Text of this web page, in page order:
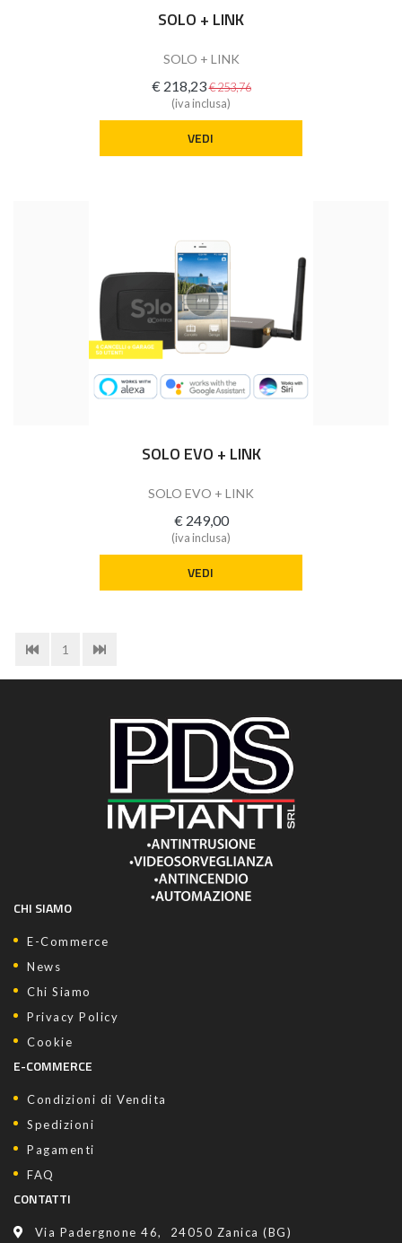
SOLO + LINK
SOLO + LINK
€ 218,23€ 253,76
(iva inclusa)
VEDI
SOLO EVO + LINK
SOLO EVO + LINK
€ 249,00
(iva inclusa)
VEDI
1
CHI SIAMO
E-Commerce
News
Chi Siamo
Privacy Policy
Cookie
E-COMMERCE
Condizioni di Vendita
Spedizioni
Pagamenti
FAQ
CONTATTI
Via Padergnone 46, 24050 Zanica (BG)